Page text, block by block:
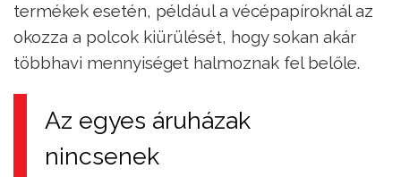
termékek esetén, például a vécépapíroknál az
okozza a polcok kiürülését, hogy sokan akár
többhavi mennyiséget halmoznak fel belőle.
Az egyes áruházak
nincsenek